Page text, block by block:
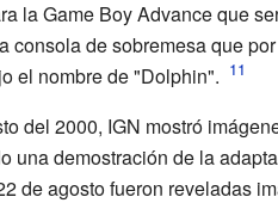
la Game Boy Advance que
consola de sobremesa que
el nombre de "Dolphin".
del 2000, IGN mostró
una demostración de la
de agosto fueron reveladas